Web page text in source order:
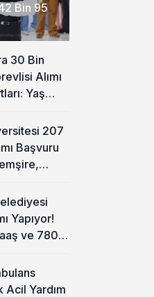
Bin 95
30 Bin
Alımı
Yaş
207
Başvuru
Yapıyor!
ve 7800
Acil Yardım